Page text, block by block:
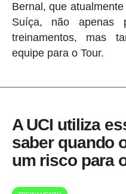
Bernal, que
Suíça, não apenas
treinamentos, mas
equipe para o Tour.
A UCI utiliza
saber quando
um risco para